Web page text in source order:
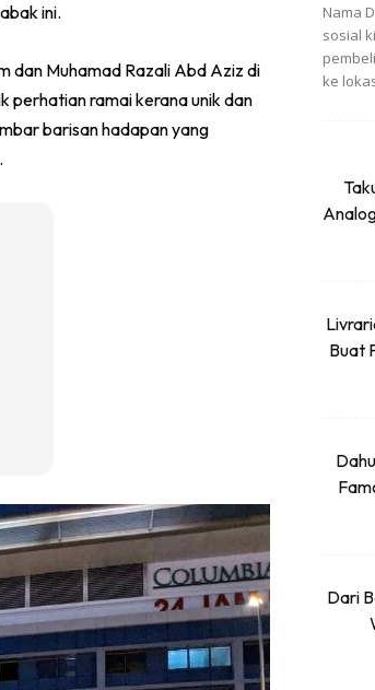
ini.
dan Muhamad Razali Abd Aziz di
perhatian ramai kerana unik dan
barisan hadapan yang
Nama
sosial
ke
Buat
Dari